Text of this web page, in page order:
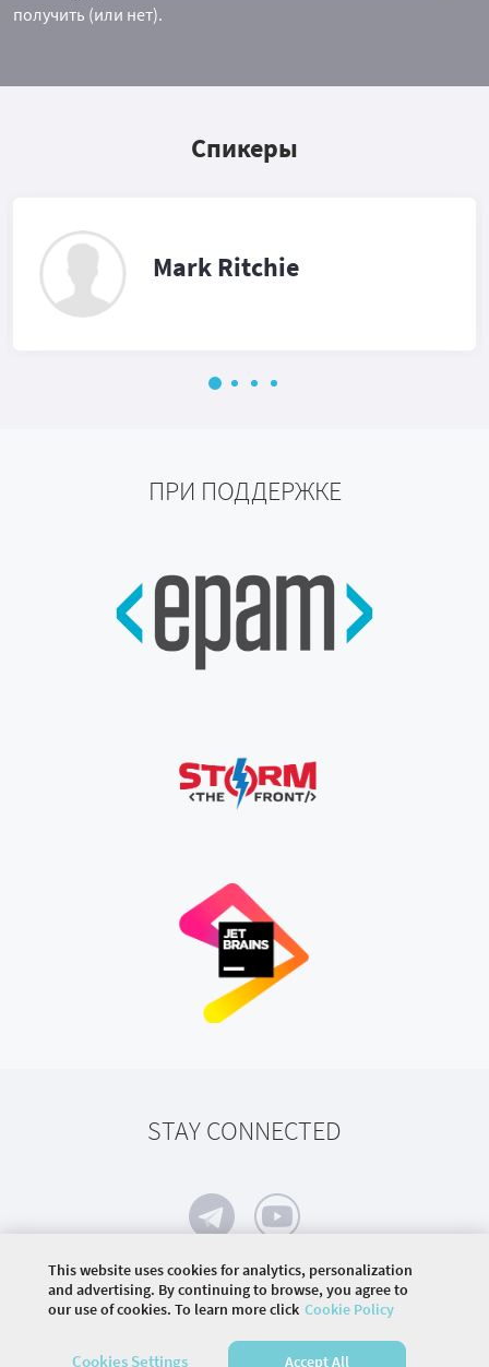
получить (или нет).
Спикеры
Mark Ritchie
ПРИ ПОДДЕРЖКЕ
STAY CONNECTED
© 2026 COMMUNITY COMPANY. ALL RIGHTS
This website uses cookies for analytics, personalization
and advertising. By continuing to browse, you agree to
our use of cookies. To learn more click Cookie Policy
Cookies Settings Accept All